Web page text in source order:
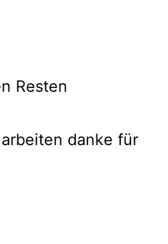
Resten
danke für